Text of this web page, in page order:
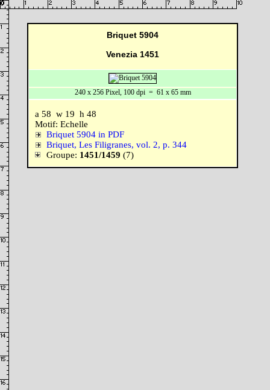
Briquet 5904
Venezia 1451
a 58 w 19 h 48
Motif: Echelle
Briquet 5904 in PDF
Briquet, Les Filigranes, vol. 2, p. 344
Groupe: 1451/1459 (7)
240 x 256 Pixel, 100 dpi = 61 x 65 mm